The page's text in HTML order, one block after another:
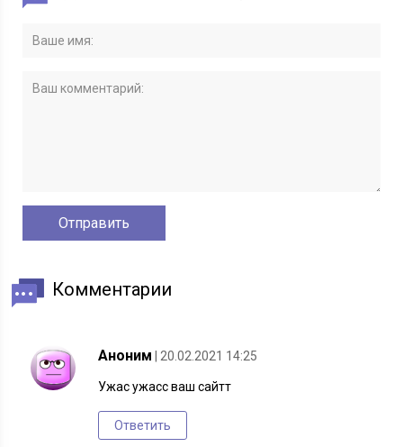
Комментарии
Аноним | 20.02.2021 14:25
Ужас ужасс ваш сайтт
Ответить